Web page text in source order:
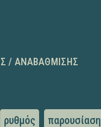
/ ΑΝΑΒΆΘΜΙΣΗΣ
ρυθμός παρουσίαση